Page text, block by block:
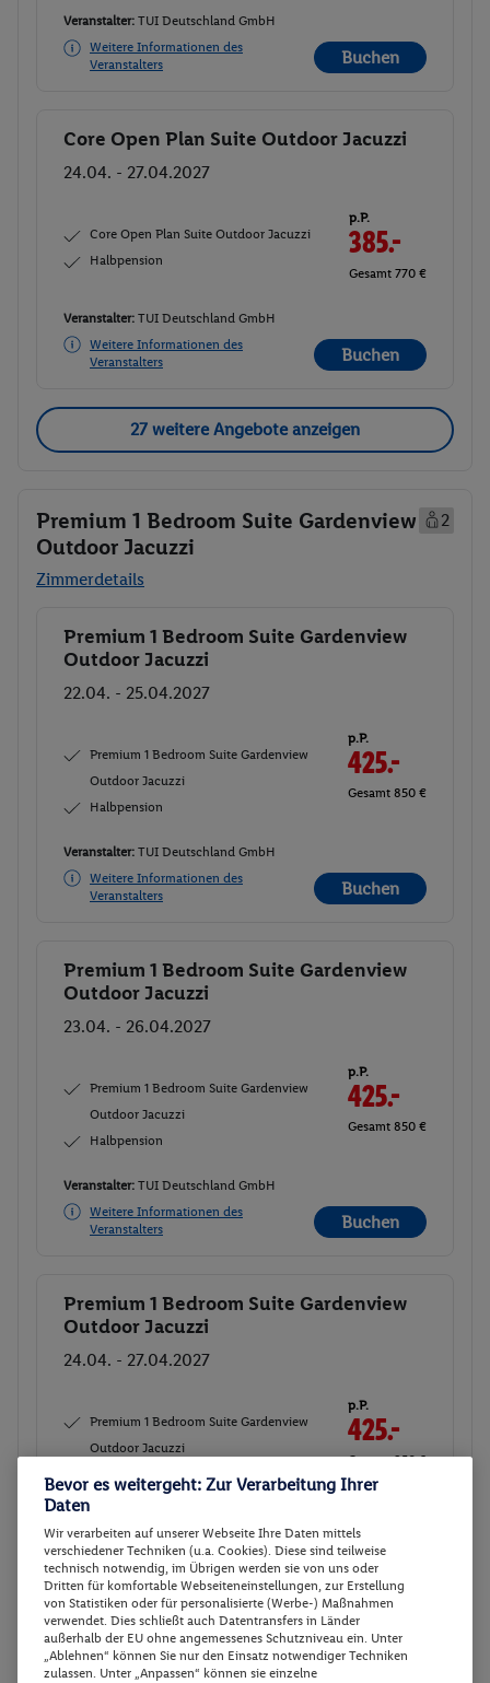
Veranstalter: TUI Deutschland GmbH
Weitere Informationen des
Veranstalters
Buchen
Buchen
Core Open Plan Suite Outdoor Jacuzzi
24.04. - 27.04.2027
Core Open Plan Suite Outdoor Jacuzzi
Halbpension
p.P.
385.-
Gesamt 770 €
Veranstalter: TUI Deutschland GmbH
Weitere Informationen des
Veranstalters
Buchen
27 weitere Angebote anzeigen
Premium 1 Bedroom Suite Gardenview
Outdoor Jacuzzi
2
Zimmerdetails
Buchen
Premium 1 Bedroom Suite Gardenview
Outdoor Jacuzzi
22.04. - 25.04.2027
Premium 1 Bedroom Suite Gardenview
Outdoor Jacuzzi
Halbpension
p.P.
425.-
Gesamt 850 €
Veranstalter: TUI Deutschland GmbH
Weitere Informationen des
Veranstalters
Buchen
Buchen
Premium 1 Bedroom Suite Gardenview
Outdoor Jacuzzi
23.04. - 26.04.2027
Premium 1 Bedroom Suite Gardenview
Outdoor Jacuzzi
Halbpension
p.P.
425.-
Gesamt 850 €
Veranstalter: TUI Deutschland GmbH
Weitere Informationen des
Veranstalters
Buchen
Buchen
Premium 1 Bedroom Suite Gardenview
Outdoor Jacuzzi
24.04. - 27.04.2027
Premium 1 Bedroom Suite Gardenview
Outdoor Jacuzzi
Halbpension
p.P.
425.-
Gesamt 850 €
Weitere Informationen des
Veranstalters
Buchen
25 weitere Angebote anzeigen
Bevor es weitergeht: Zur Verarbeitung Ihrer
Daten
Wir verarbeiten auf unserer Webseite Ihre Daten mittels
verschiedener Techniken (u.a. Cookies). Diese sind teilweise
technisch notwendig, im Übrigen werden sie von uns oder
Dritten für komfortable Webseiteneinstellungen, zur Erstellung
von Statistiken oder für personalisierte (Werbe-) Maßnahmen
verwendet. Dies schließt auch Datentransfers in Länder
außerhalb der EU ohne angemessenes Schutzniveau ein. Unter
„Ablehnen“ können Sie nur den Einsatz notwendiger Techniken
zulassen. Unter „Anpassen“ können sie einzelne